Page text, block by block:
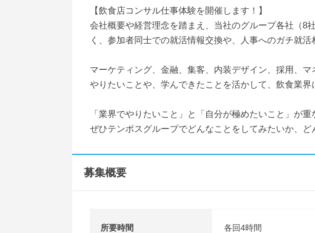
【飲食店コンサル仕事体験を開催します！】
会社概要や経営理念を踏まえ、当社のグループ各社（8
く、参加者同士での就活情報交換や、人事へのガチ就活
マーケティング、金融、集客、内装デザイン、採用、
やりたいことや、学んできたことを活かして、飲食業
「業界でやりたいこと」と「自分が極めたいこと」が
ぜひテンポスグループでどんなことをしてみたいか、
募集概要
所要時間 各回4時間